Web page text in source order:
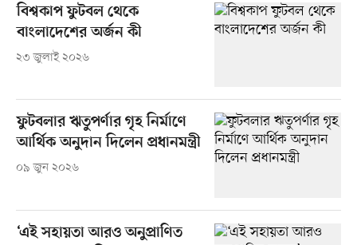
বিশ্বকাপ ফুটবল থেকে
বাংলাদেশের অর্জন কী
২৩ জুলাই ২০২৬
ফুটবলার ঋতুপর্ণার গৃহ নির্মাণে
আর্থিক অনুদান দিলেন প্রধানমন্ত্রী
০৯ জুন ২০২৬
‘এই সহায়তা আরও অনুপ্রাণিত